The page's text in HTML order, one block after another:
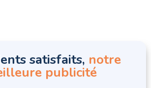
satisfaits, notre
publicité